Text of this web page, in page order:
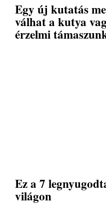
Egy új kutatás
válhat a kutya
érzelmi
Ez a 7
világon